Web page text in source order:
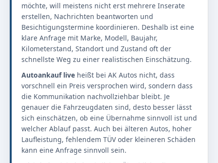
möchte, will meistens nicht erst mehrere Inserate
erstellen, Nachrichten beantworten und
Besichtigungstermine koordinieren. Deshalb ist eine
klare Anfrage mit Marke, Modell, Baujahr,
Kilometerstand, Standort und Zustand oft der
schnellste Weg zu einer realistischen Einschätzung.
Autoankauf live heißt bei AK Autos nicht, dass
vorschnell ein Preis versprochen wird, sondern dass
die Kommunikation nachvollziehbar bleibt. Je
genauer die Fahrzeugdaten sind, desto besser lässt
sich einschätzen, ob eine Übernahme sinnvoll ist und
welcher Ablauf passt. Auch bei älteren Autos, hoher
Laufleistung, fehlendem TÜV oder kleineren Schäden
kann eine Anfrage sinnvoll sein.